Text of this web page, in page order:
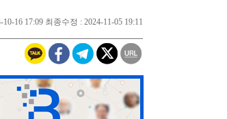
16 17:09 최종수정 : 2024-11-05 19:11